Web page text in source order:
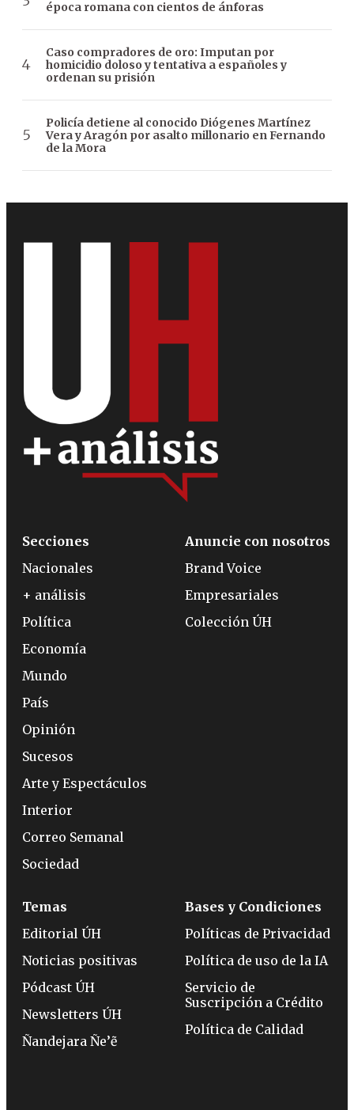
época romana con cientos de ánforas
Caso compradores de oro: Imputan por
homicidio doloso y tentativa a españoles y
ordenan su prisión
Policía detiene al conocido Diógenes Martínez
Vera y Aragón por asalto millonario en Fernando
de la Mora
Secciones
Nacionales
+ análisis
Política
Economía
Mundo
País
Opinión
Sucesos
Arte y Espectáculos
Interior
Correo Semanal
Sociedad
Anuncie con nosotros
Brand Voice
Empresariales
Colección ÚH
Temas
Editorial ÚH
Noticias positivas
Pódcast ÚH
Newsletters ÚH
Ñandejara Ñe’ẽ
Bases y Condiciones
Políticas de Privacidad
Política de uso de la IA
Servicio de
Suscripción a Crédito
Política de Calidad